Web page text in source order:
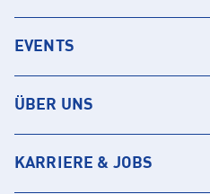
EVENTS
ÜBER UNS
KARRIERE & JOBS